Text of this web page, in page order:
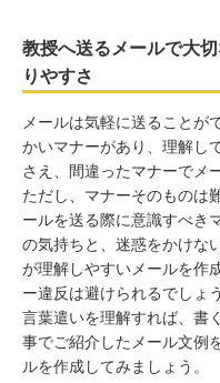
教授へ送るメールで大
りやすさ
メールは気軽に送ることが
かいマナーがあり、理解し
さえ、間違ったマナーでメ
ただし、マナーそのものは
ールを送る際に意識すべき
の気持ちと、迷惑をかけな
が理解しやすいメールを作
ー違反は避けられるでしょ
言葉遣いを理解すれば、書
事でご紹介したメール文例
ルを作成してみましょう。